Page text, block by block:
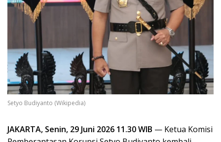
Setyo Budiyanto (Wikipedia)
JAKARTA, Senin, 29 Juni 2026 11.30 WIB — Ketua Komisi